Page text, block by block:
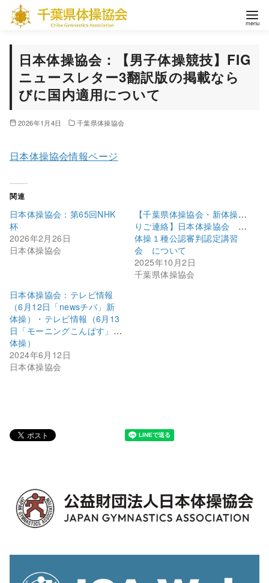
日本体操協会：【男子体操競技】FIG
ニュースレター3翻訳版の掲載なら
びに国内適用について
2026年1月4日 千葉県体操協会
日本体操協会情報ページ
関連
日本体操協会：第65回NHK
杯
2026年2月26日
日本体操協会
【千葉県体操協会・新体操よ
りご連絡】日本体操協会 新
体操１種公認審判認定講習
会 について
2025年10月2日
千葉県体操協会
日本体操協会：テレビ情報
（6月12日「newsチバ」新
体操）・テレビ情報（6月13
日「モーニングこんぱす」新
体操）
2024年6月12日
日本体操協会